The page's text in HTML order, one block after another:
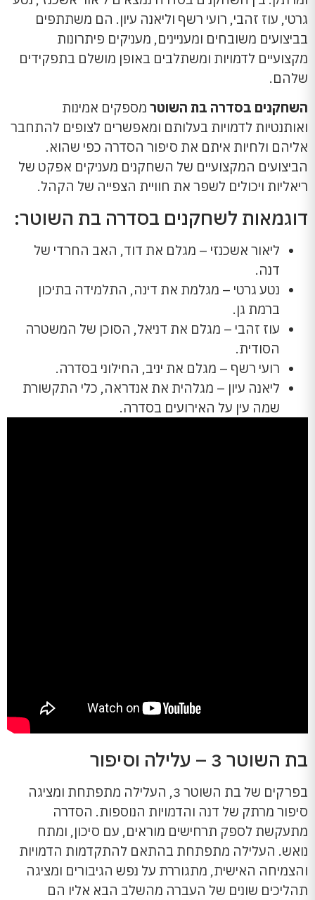
גרטי, עוז זהבי, רועי רשף וליאנה עיון. הם משתתפים
בביצועים משובחים ומעניינים, מעניקים פיתרונות
מקצועיים לדמויות ומשתלבים באופן מושלם בתפקידים
שלהם.
השחקנים בסדרה בת השוטר מספקים אמינות
ואותנטיות לדמויות בעלותם ומאפשרים לצופים להתחבר
אליהם ולחיות איתם את סיפור הסדרה כפי שהוא.
הביצועים המקצועיים של השחקנים מעניקים אפקט של
ריאליות ויכולים לשפר את חוויית הצפייה של הקהל.
דוגמאות לשחקנים בסדרה בת השוטר:
ליאור אשכנזי – מגלם את דוד, האב החרדי של
דנה.
נטע גרטי – מגלמת את דינה, התלמידה בתיכון
ברמת גן.
עוז זהבי – מגלם את דניאל, הסוכן של המשטרה
הסודית.
רועי רשף – מגלם את יניב, החילוני בסדרה.
ליאנה עיון – מגלהית את אנדראה, כלי התקשורת
שמה עין על האירועים בסדרה.
בת השוטר 3 – עלילה וסיפור
בפרקים של בת השוטר 3, העלילה מתפתחת ומציגה
סיפור מרתק של דנה והדמויות הנוספות. הסדרה
מתעקשת לספק תרחישים מוראים, עם סיכון, ומתח
נואש. העלילה מתפתחת בהתאם להתקדמות הדמויות
והצמיחה האישית, מתגוררת על נפש הגיבורים ומציגה
תהליכים שונים של העברה מהשלב הבא אליו הם